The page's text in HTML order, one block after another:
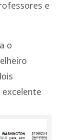
e
o